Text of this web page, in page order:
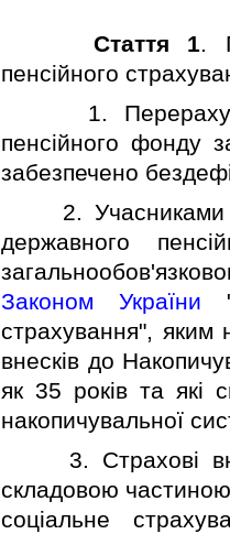
Стаття 1.
пенсiйного
1.
пенсiйного фонду
забезпечено
2. Учасниками
державного
Законом України
страхування", яким
внескiв до
як 35 рокiв та якi
накопичувальної
3. Страховi
складовою
соцiальне